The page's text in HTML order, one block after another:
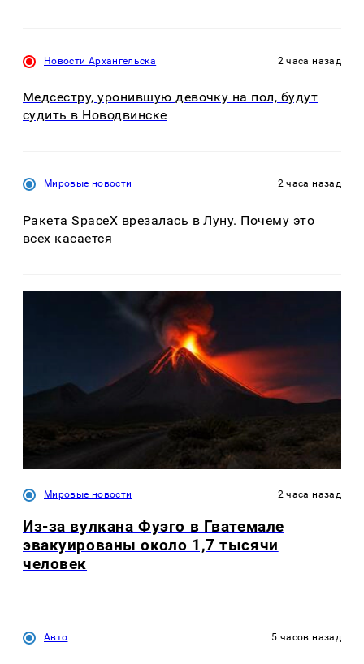
Новости Архангельска 2 часа назад
Медсестру, уронившую девочку на пол, будут
судить в Новодвинске
Мировые новости 2 часа назад
Ракета SpaceX врезалась в Луну. Почему это
всех касается
Мировые новости 2 часа назад
Из-за вулкана Фуэго в Гватемале
эвакуированы около 1,7 тысячи
человек
Авто 5 часов назад